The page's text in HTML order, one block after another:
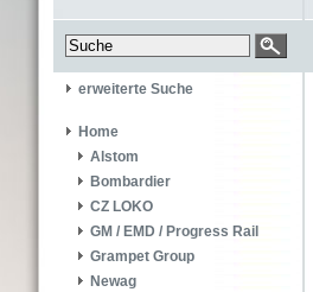
erweiterte Suche
Home
Alstom
Bombardier
CZ LOKO
GM / EMD / Progress Rail
Grampet Group
Newag